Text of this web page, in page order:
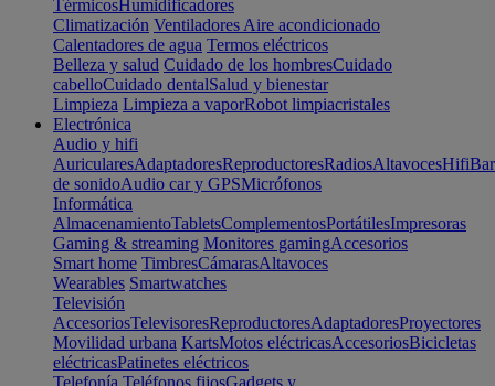
TérmicosHumidificadores
Climatización Ventiladores Aire acondicionado
Calentadores de agua Termos eléctricos
Belleza y salud Cuidado de los hombresCuidado
cabelloCuidado dentalSalud y bienestar
Limpieza Limpieza a vaporRobot limpiacristales
Electrónica
Audio y hifi
AuricularesAdaptadoresReproductoresRadiosAltavocesHifi
de sonidoAudio car y GPSMicrófonos
Informática
AlmacenamientoTabletsComplementosPortátilesImpresoras
Gaming & streaming Monitores gamingAccesorios
Smart home TimbresCámarasAltavoces
Wearables Smartwatches
Televisión
AccesoriosTelevisoresReproductoresAdaptadoresProyectores
Movilidad urbana KartsMotos eléctricasAccesoriosBicicletas
eléctricasPatinetes eléctricos
Telefonía Teléfonos fijosGadgets y